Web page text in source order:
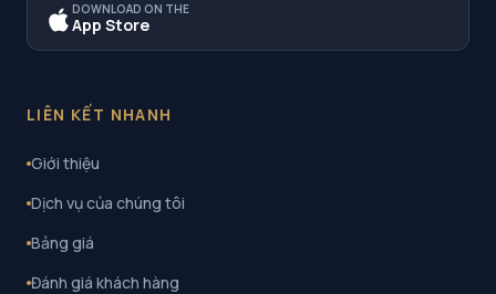
DOWNLOAD ON THE
App Store
LIÊN KẾT NHANH
Giới thiệu
Dịch vụ của chúng tôi
Bảng giá
Đánh giá khách hàng